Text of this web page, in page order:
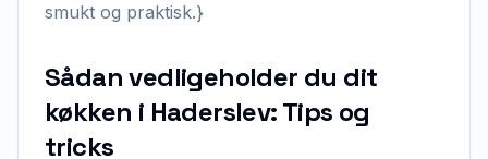
smukt og praktisk.}
Sådan vedligeholder du dit
køkken i Haderslev: Tips og
tricks